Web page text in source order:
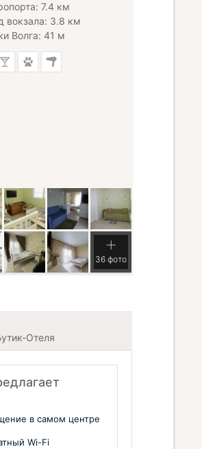
7.4 км
вокзала: 3.8 км
Волга: 41 м
36 фото
Отеля
в самом центре
Wi-Fi